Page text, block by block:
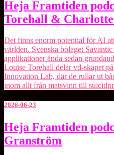
Heja
Framtiden
podcast
Louise
Torehall
&
Charlotte
Rosenquist
Heja Framtiden
Torehall & Charlotte
Det finns enorm potential för AI
världen. Svenska bolaget
applikationer ända sedan
Louise Torehall delar vd-skapet
Innovation Lab⁠, där de rullar ut
inom allt från matsvinn till
2026-06-23
Heja
Framtiden
podcast
Heja Framtiden
Granström